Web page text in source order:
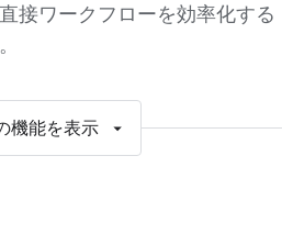
接ワークフローを効率化する
機能を表示